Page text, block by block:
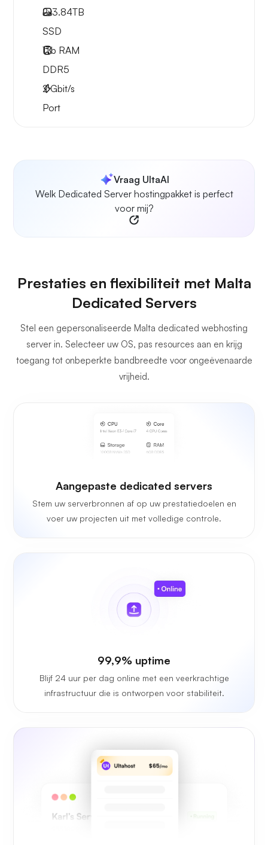
2x3.84TB
SSD
1Tb RAM
DDR5
2Gbit/s
Port
Vraag UltaAI
Welk Dedicated Server hostingpakket is perfect
voor mij?
Prestaties en flexibiliteit met Malta
Dedicated Servers
Stel een gepersonaliseerde Malta dedicated webhosting
server in. Selecteer uw OS, pas resources aan en krijg
toegang tot onbeperkte bandbreedte voor ongeëvenaarde
vrijheid.
Aangepaste dedicated servers
Stem uw serverbronnen af op uw prestatiedoelen en
voer uw projecten uit met volledige controle.
99,9% uptime
Blijf 24 uur per dag online met een veerkrachtige
infrastructuur die is ontworpen voor stabiliteit.